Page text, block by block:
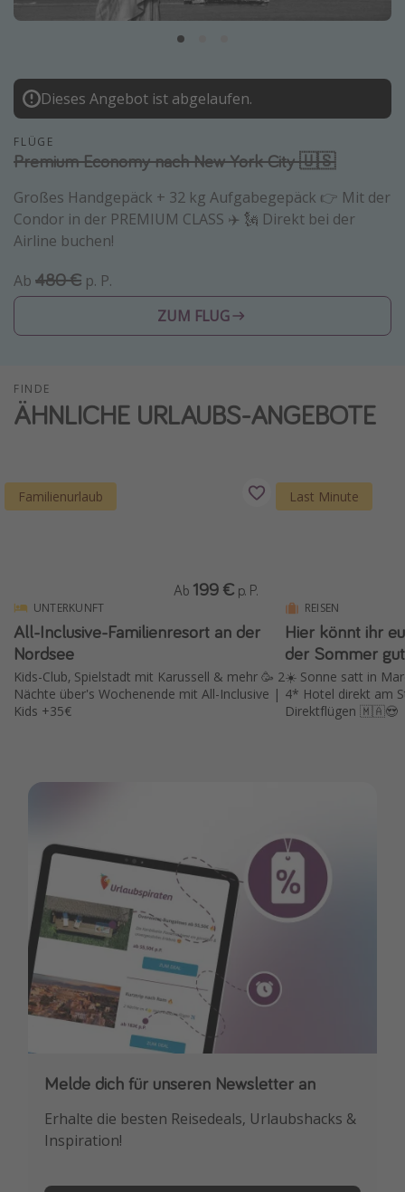
Normandie Urlaub
St. Lucia Urlaub
Kefalonia Urlaub
Krabi Urlaub
Tulum Urlaub
Sri Lanka Rundreise
Japan Rundreise
Reisethemen
Wellnessurlaub
Roadtrips
Wochenendtrip
Strandurlaub
Gruppenreisen
Hotels am Achensee
Weitere Themen
Reise Journal
Familienurlaub in der Türkei
Bahnreisen in der Schweiz
Silvesterreisen
Last Minute Urlaub Mallorca
Last Minute Urlaub Deutschland
Dieses Angebot ist abgelaufen.
FLÜGE
Premium Economy nach New York City 🇺🇸
Großes Handgepäck + 32 kg Aufgabegepäck 👉 Mit der
Condor in der PREMIUM CLASS ✈️ 🗽 Direkt bei der
Airline buchen!
Ab 480 € p. P.
ZUM FLUG
FINDE
ÄHNLICHE URLAUBS-ANGEBOTE
Familienurlaub
UNTERKUNFT
All-Inclusive-Familienresort an der
Nordsee
Kids-Club, Spielstadt mit Karussell & mehr 🥳 2
Nächte über's Wochenende mit All-Inclusive |
Kids +35€
Ab 199 € p. P.
Last Minute
REISEN
Hier könnt ihr
der Sommer
☀️ Sonne satt in
4* Hotel direkt am
Direktflügen 🇲🇦😍
Melde dich für unseren Newsletter an
Erhalte die besten Reisedeals, Urlaubshacks &
Inspiration!
Downloade unsere App
Buche die besten Reiseschnäppchen als
Erstes.